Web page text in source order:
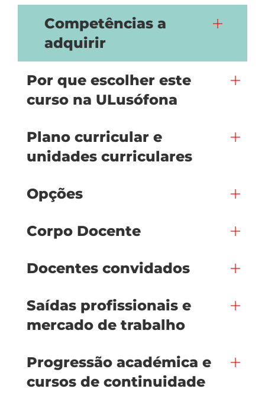
Competências a
adquirir
Por que escolher este
curso na ULusófona
Plano curricular e
unidades curriculares
Opções
Corpo Docente
Docentes convidados
Saídas profissionais e
mercado de trabalho
Progressão académica e
cursos de continuidade